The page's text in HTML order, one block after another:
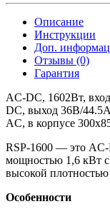
Описание
Инструкции
Доп.
Отзывы (0)
Гарантия
AC-DC, 1602Вт,
DC, выход 36В/
AC, в корпусе
RSP-1600 — это AC-
мощностью 1,6 кВт
высокой
Особенности